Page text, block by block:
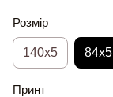
Розмір
140x5 84x5
Принт